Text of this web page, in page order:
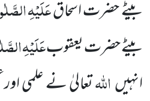
بیٹے حضرت اسحاقعَلَیْہِ
بیٹے حضرت یعقوبعَلَیْہِ
انہیںاللہتعالیٰ نے علمی